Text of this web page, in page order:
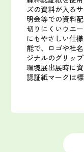
ズの資料が入る
明会等での資料
切りにくいウエ
にもやさしい仕様
能で、ロゴや社
ジナルのグリッ
環境展出展時に
認証紙マークは